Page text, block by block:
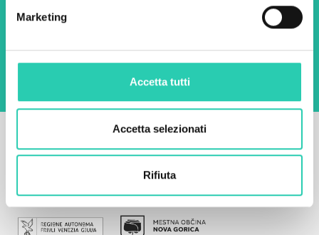
Marketing
Accetta tutti
Accetta selezionati
Rifiuta
Utilizzando questo modulo accetto